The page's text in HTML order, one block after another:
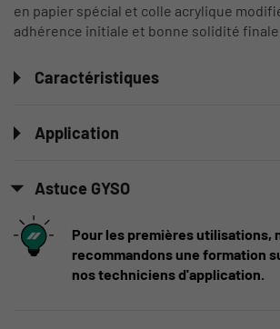
en papier spécial et colle acrylique
adhérence initiale et bonne solidité finale.
Caractéristiques
Application
Astuce GYSO
Pour les premières utilisations,
recommandons une formation
nos techniciens d'application.